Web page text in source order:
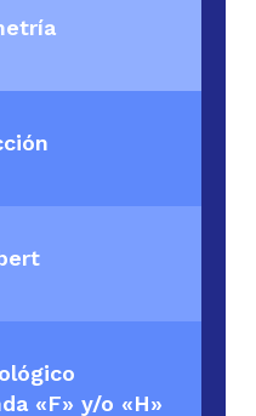
«F» y/o «H»